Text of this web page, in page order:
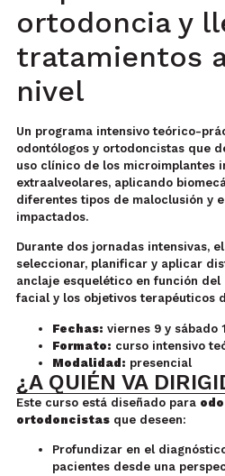
ortodoncia y
tratamientos
nivel
Un programa intensivo teórico-
odontólogos y ortodoncistas que
uso clínico de los microimplantes
extraalveolares, aplicando
diferentes tipos de maloclusión y
impactados.
Durante dos jornadas intensivas,
seleccionar, planificar y aplicar
anclaje esquelético en función del
facial y los objetivos terapéuticos
Fechas: viernes 9 y sábado
Formato: curso intensivo
Modalidad: presencial
¿A QUIÉN VA
Este curso está diseñado para
ortodoncistasque deseen:
Profundizar en el
pacientes desde una